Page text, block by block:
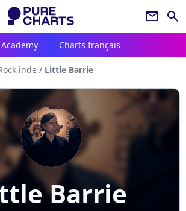
newsletter search
Charts français
inde / Little Barrie
Barrie